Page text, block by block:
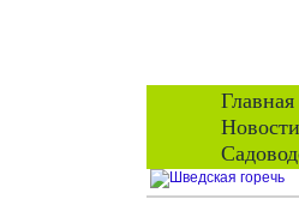
Главная
Новости